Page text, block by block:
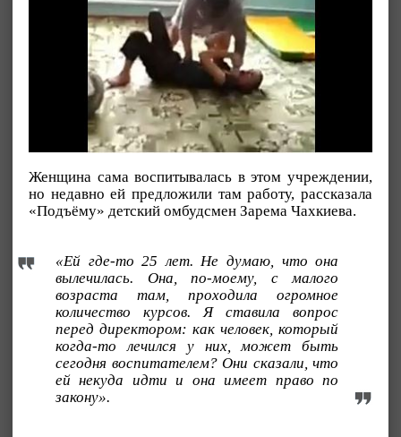
Женщина сама воспитывалась в этом учреждении,
но недавно ей предложили там работу, рассказала
«Подъёму» детский омбудсмен Зарема Чахкиева.
«Ей где-то 25 лет. Не думаю, что она
вылечилась. Она, по-моему, с малого
возраста там, проходила огромное
количество курсов. Я ставила вопрос
перед директором: как человек, который
когда-то лечился у них, может быть
сегодня воспитателем? Они сказали, что
ей некуда идти и она имеет право по
закону».